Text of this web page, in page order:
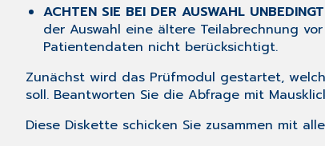
ACHTEN SIE BEI DER AUSWAHL
der Auswahl eine ältere Teilabrechnung
Patientendaten nicht berücksichtigt.
Zunächst wird das Prüfmodul gestartet,
soll. Beantworten Sie die Abfrage mit
Diese Diskette schicken Sie zusammen mit